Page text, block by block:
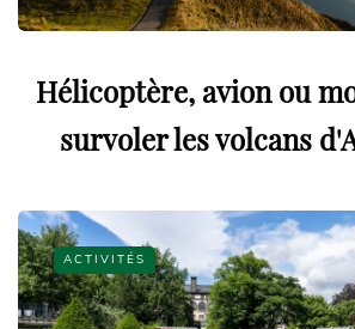
Hélicoptère, avion ou
survoler les volcans
ACTIVITÉS